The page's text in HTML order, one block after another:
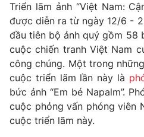
Câu chuyện quốc tế
Tài chính
Thị trường
Góc doanh nghiệp
Dữ liệu và đời sống
Truyền hình
Phim VTV
Hậu trường
Nhân vật
Giải trí
Điện ảnh
Đời sống
Triển lãm ảnh “Việt Nam:
được diễn ra từ ngày 12/6 -
đầu tiên bộ ảnh quý gồm 58
cuộc chiến tranh Việt Nam
công chúng. Một trong
cuộc triển lãm lần này là
bức ảnh “Em bé Napalm”.
cuộc phỏng vấn phóng viên
cuộc triển lãm này.